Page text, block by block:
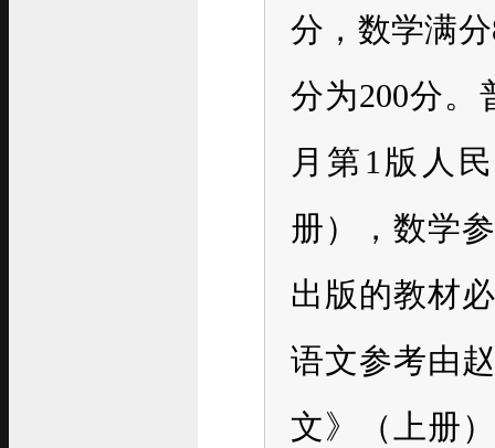
分，数学满
分为200分。
月第1版人
册），数学
出版的教材
语文参考由
文》（上册